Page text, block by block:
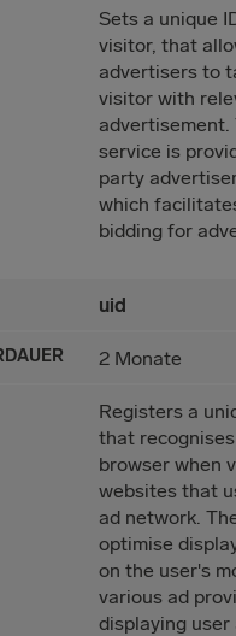
Sets a unique
visitor, that
advertisers to
visitor with
advertisement.
service is
party
which
bidding for
uid
2 Monate
Registers a
that
browser when
websites that
ad network.
optimise
on the user's
various ad
displaying user